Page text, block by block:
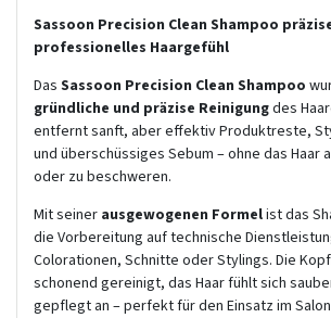
Sassoon Precision Clean Shampoo
professionelles Haargefühl
Das Sassoon Precision Clean Shampoo
gründliche und präzise Reinigungdes
entfernt sanft, aber effektiv Produktreste,
und überschüssiges Sebum – ohne das Haar
oder zu beschweren.
Mit seiner ausgewogenen Formelist das
die Vorbereitung auf technische
Colorationen, Schnitte oder Stylings. Die
schonend gereinigt, das Haar fühlt sich
gepflegt an – perfekt für den Einsatz im